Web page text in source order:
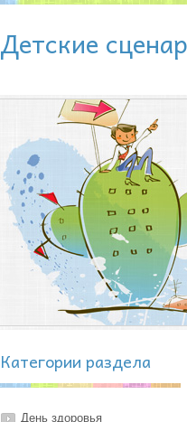
Детские
Категории раздела
День здоровья